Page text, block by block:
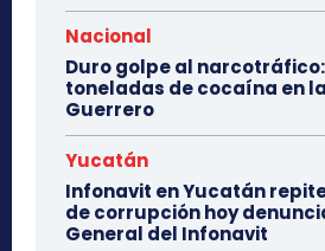
Nacional
Duro golpe al narcotráfico:
toneladas de cocaína en
Guerrero
Yucatán
Infonavit en Yucatán
de corrupción hoy
General del Infonavit